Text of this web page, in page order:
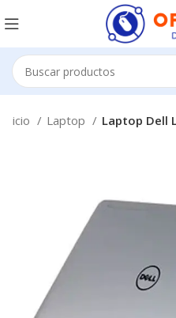
Inicio Laptop Laptop Dell